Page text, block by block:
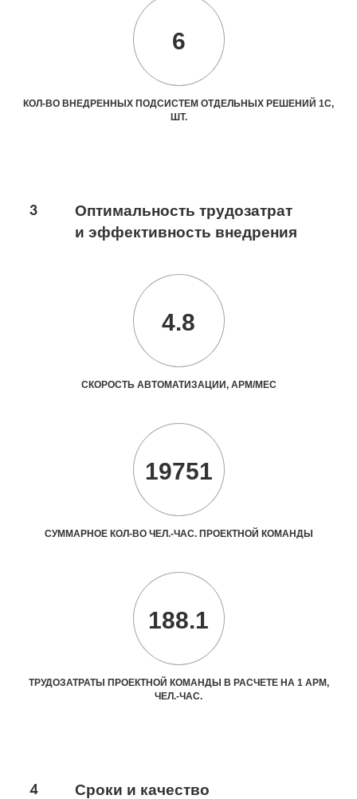
6
КОЛ-ВО ВНЕДРЕННЫХ ПОДСИСТЕМ ОТДЕЛЬНЫХ РЕШЕНИЙ 1С,
ШТ.
3
Оптимальность трудозатрат
и эффективность внедрения
4.8
СКОРОСТЬ АВТОМАТИЗАЦИИ, АРМ/МЕС
19751
СУММАРНОЕ КОЛ-ВО ЧЕЛ.-ЧАС. ПРОЕКТНОЙ КОМАНДЫ
188.1
ТРУДОЗАТРАТЫ ПРОЕКТНОЙ КОМАНДЫ В РАСЧЕТЕ НА 1 АРМ,
ЧЕЛ.-ЧАС.
4 Сроки и качество